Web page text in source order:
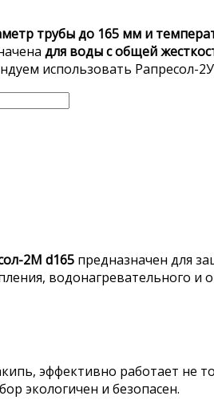
трубы до 165 мм и
для воды с общей
использовать Рапресол-
2М d165 предназначен для
водонагревательного и
эффективно работает не
экологичен и безопасен.